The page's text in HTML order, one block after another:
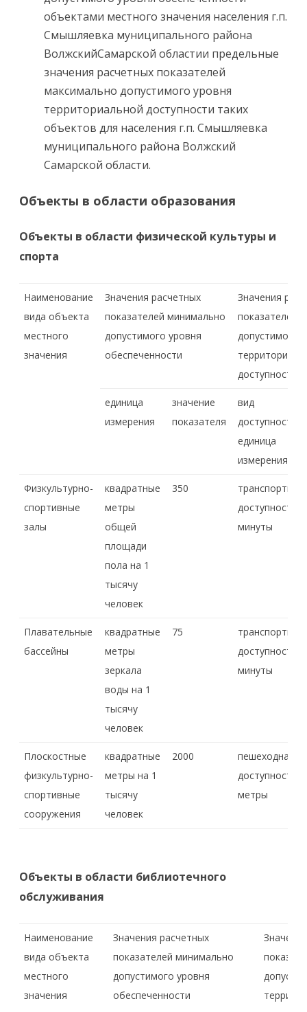
объектами местного значения населения г.п.
Смышляевка муниципального района
ВолжскийСамарской областии предельные
значения расчетных показателей
максимально допустимого уровня
территориальной доступности таких
объектов для населения г.п. Смышляевка
муниципального района Волжский
Самарской области.
Объекты в области образования
Объекты в области физической культуры и
спорта
Наименование
вида объекта
местного
значения
Значения расчетных
показателей минимально
допустимого уровня
обеспеченности
Значения
показателей
допустимого
доступности
единица
измерения
значение
показателя
вид
доступности,
единица
измерения
Физкультурно-
спортивные
залы
квадратные
метры
общей
площади
пола на 1
тысячу
человек
350
транспортная
доступность,
минуты
Плавательные
бассейны
квадратные
метры
зеркала
воды на 1
тысячу
человек
75
транспортная
доступность,
минуты
Плоскостные
физкультурно-
спортивные
сооружения
квадратные
метры на 1
тысячу
человек
2000
пешеходная
доступность,
метры
Объекты в области библиотечного
обслуживания
Наименование
вида объекта
местного
значения
Значения расчетных
показателей минимально
допустимого уровня
обеспеченности